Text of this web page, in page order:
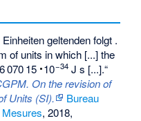
geltendenfolgt .
of units in which [...] the
07015 e 34 J s [...].“
On the revision of
Units (SI).
Bureau
, 2018,